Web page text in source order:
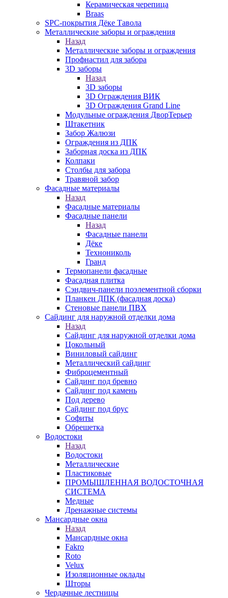
Керамическая черепица
Braas
SPC-покрытия Дёке Тавола
Металлические заборы и ограждения
Назад
Металлические заборы и ограждения
Профнастил для забора
3D заборы
Назад
3D заборы
3D Ограждения ВИК
3D Ограждения Grand Line
Модульные ограждения ДворТерьер
Штакетник
Забор Жалюзи
Ограждения из ДПК
Заборная доска из ДПК
Колпаки
Столбы для забора
Травяной забор
Фасадные материалы
Назад
Фасадные материалы
Фасадные панели
Назад
Фасадные панели
Дёке
Технониколь
Гранд
Термопанели фасадные
Фасадная плитка
Сэндвич-панели поэлементной сборки
Планкен ДПК (фасадная доска)
Стеновые панели ПВХ
Сайдинг для наружной отделки дома
Назад
Сайдинг для наружной отделки дома
Цокольный
Виниловый сайдинг
Металлический сайдинг
Фиброцементный
Сайдинг под бревно
Сайдинг под камень
Под дерево
Сайдинг под брус
Софиты
Обрешетка
Водостоки
Назад
Водостоки
Металлические
Пластиковые
ПРОМЫШЛЕННАЯ ВОДОСТОЧНАЯ
СИСТЕМА
Медные
Дренажные системы
Мансардные окна
Назад
Мансардные окна
Fakro
Roto
Velux
Изоляционные оклады
Шторы
Чердачные лестницы